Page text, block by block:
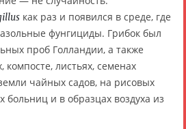
как раз и появился в среде, где
фунгициды. Грибок был
проб Голландии, а также
компосте, листьях, семенах
чайных садов, на рисовых
больниц и в образцах воздуха из